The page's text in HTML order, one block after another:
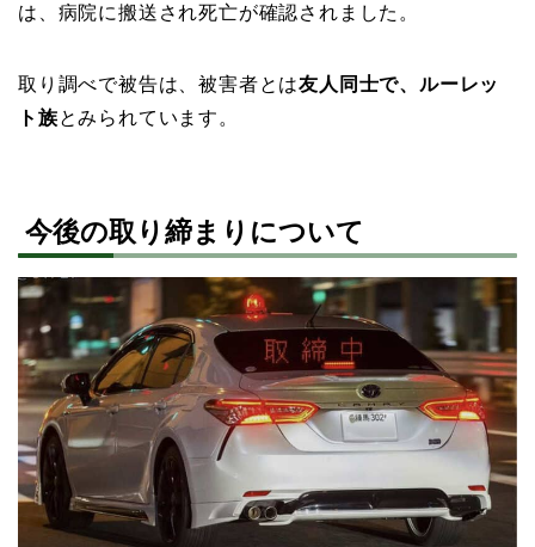
は、病院に搬送され死亡が確認されました。
取り調べで被告は、被害者とは友人同士で、ルーレッ
ト族とみられています。
今後の取り締まりについて